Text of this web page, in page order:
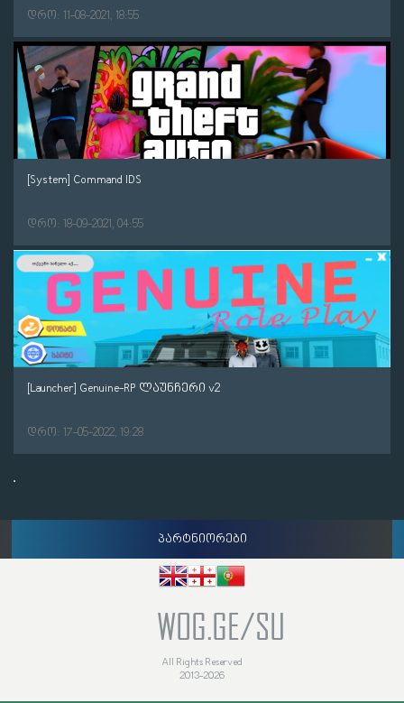
დრო: 11-08-2021, 18:55
[System] Command IDS
დრო: 18-09-2021, 04:55
[Launcher] Genuine-RP ლაუნჩერი v2
დრო: 17-05-2022, 19:28
პარტნიორები
WOG.GE/SU
All Rights Reserved
2013-2026